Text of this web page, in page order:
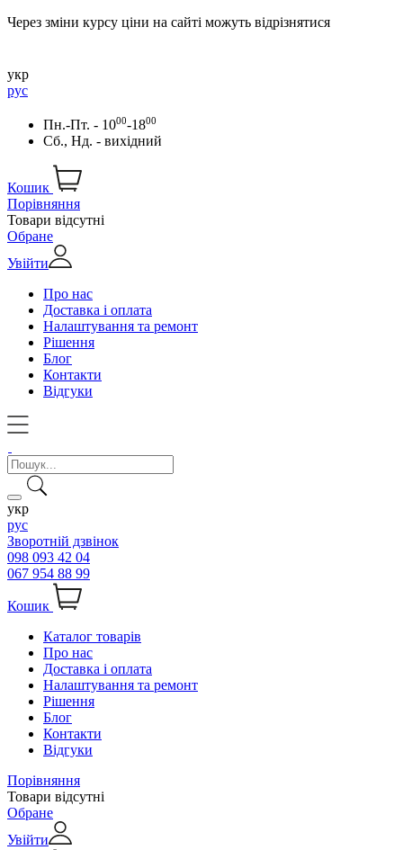
Через зміни курсу ціни на сайті можуть відрізнятися
укр
рус
Пн.-Пт. - 1000-1800
Сб., Нд. - вихідний
Кошик
Порівняння
Товари відсутні
Обране
Увійти
Про нас
Доставка і оплата
Налаштування та ремонт
Рішення
Блог
Контакти
Відгуки
укр
рус
Зворотній дзвінок
098 093 42 04
067 954 88 99
Кошик
Каталог товарів
Про нас
Доставка і оплата
Налаштування та ремонт
Рішення
Блог
Контакти
Відгуки
Порівняння
Товари відсутні
Обране
Увійти